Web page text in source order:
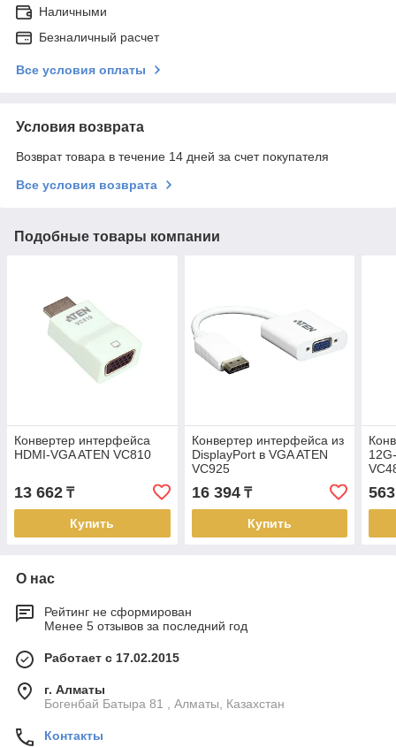
Наличными
Безналичный расчет
Все условия оплаты
Условия возврата
Возврат товара в течение 14 дней за счет покупателя
Все условия возврата
Подобные товары компании
Конвертер интерфейса
HDMI-VGA ATEN VC810
13 662 ₸
Купить
Конвертер интерфейса из
DisplayPort в VGA ATEN
VC925
16 394₸
Купить
О нас
Рейтинг не сформирован
Менее 5 отзывов за последний год
Работает с 17.02.2015
г. Алматы
Богенбай Батыра 81 , Алматы, Казахстан
Контакты